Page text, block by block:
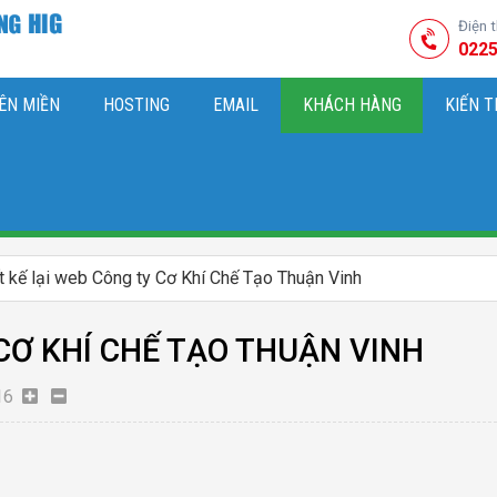
Điện
MIỀN HOSTING EMAIL KHÁCH HÀNG KIẾN
kế lại web Công ty Cơ Khí Chế Tạo Thuận Vinh
KHÍ CHẾ TẠO THUẬN VINH